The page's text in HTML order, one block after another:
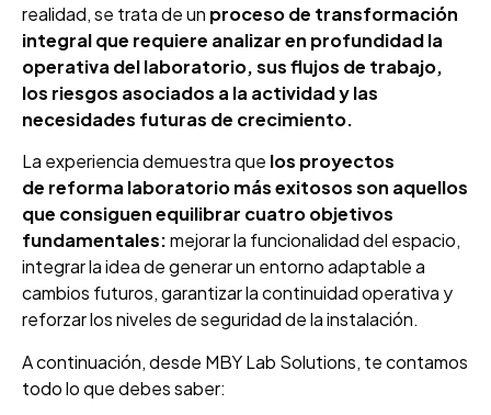
realidad, se trata de un proceso de transformación
integral que requiere analizar en profundidad la
operativa del laboratorio, sus flujos de trabajo,
los riesgos asociados a la actividad y las
necesidades futuras de crecimiento.
La experiencia demuestra que los proyectos
de reforma laboratorio más exitosos son aquellos
que consiguen equilibrar cuatro objetivos
fundamentales:mejorar la funcionalidad del espacio,
integrar la idea de generar un entorno adaptable a
cambios futuros, garantizar la continuidad operativa y
reforzar los niveles de seguridad de la instalación.
A continuación, desde MBY Lab Solutions, te contamos
todo lo que debes saber: